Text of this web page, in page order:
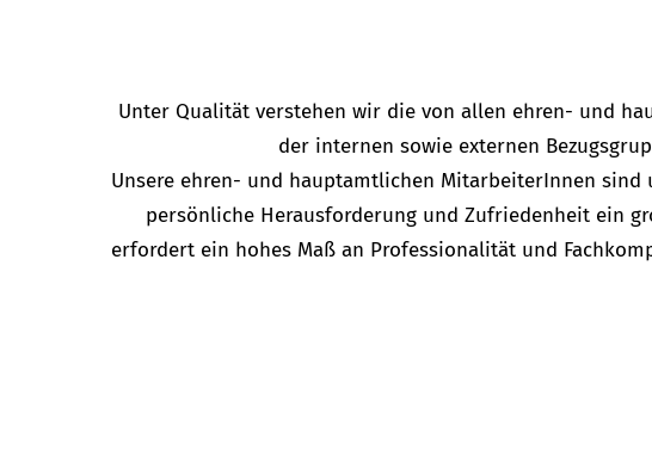
Unter Qualität verstehen wir die von allen ehren- und
der internen sowie externen
Unsere ehren- und hauptamtlichen MitarbeiterInnen
persönliche Herausforderung und Zufriedenheit ein
erfordert ein hohes Maß an Professionalität und